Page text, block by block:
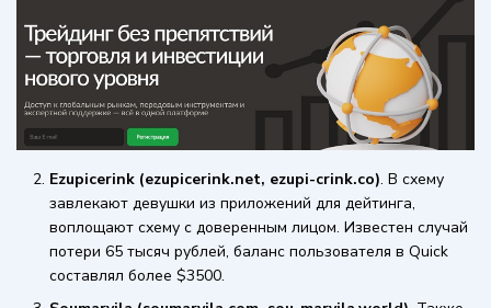
Ezupicerink (ezupicerink.net, ezupi-crink.co). В схему
завлекают девушки из приложений для дейтинга,
воплощают схему с доверенным лицом. Известен случай
потери 65 тысяч рублей, баланс пользователя в Quick
составлял более $3500.